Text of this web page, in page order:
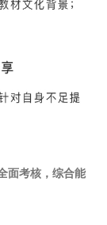
面考核，综合能